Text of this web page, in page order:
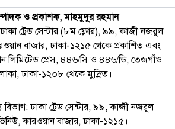
ও প্রকাশক, মাহমুদুর রহমান
ট্রেড সেন্টার (৮ম ফ্লোর), ৯৯, কাজী নজরুল
বাজার, ঢাকা-১২১৫ থেকে প্রকাশিত এবং
লিমিটেড প্রেস, ৪৪৬/সি ও ৪৪৬/ডি, তেজগাঁও
ঢাকা-১২০৮ থেকে মুদ্রিত।
বিভাগ: ঢাকা ট্রেড সেন্টার, ৯৯, কাজী নজরুল
কারওয়ান বাজার, ঢাকা-১২১৫।